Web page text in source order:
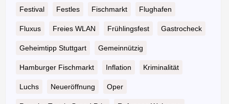
Festival Festles Fischmarkt Flughafen
Fluxus Freies WLAN Frühlingsfest Gastrocheck
Geheimtipp Stuttgart Gemeinnützig
Hamburger Fischmarkt Inflation Kriminalität
Luchs Neueröffnung Oper